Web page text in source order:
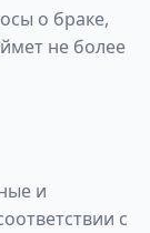
о браке,
не более
и
с